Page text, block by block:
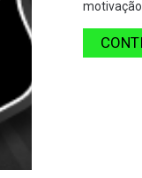
motivação